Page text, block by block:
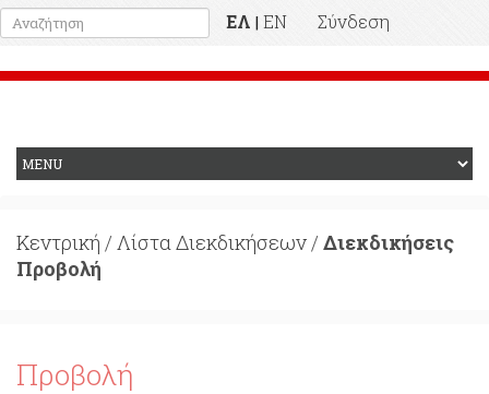
ΕΛ | EN
Σύνδεση
Κεντρική / Λίστα Διεκδικήσεων/ Διεκδικήσεις
Προβολή
Προβολή